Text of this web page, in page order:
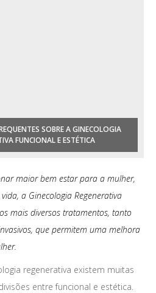
SOBRE A GINECOLOGIA
FUNCIONAL E ESTÉTICA
maior bem estar para a mulher,
a Ginecologia Regenerativa
mais diversos tratamentos, tanto
que permitem uma melhora
regenerativa existem muitas
entre funcional e estética.